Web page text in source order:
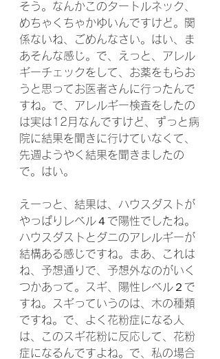
そう。なんかこのタートルネック、
めちゃくちゃかゆいんですけど。関
係ないね、ごめんなさい。はい、ま
あそんな感じ。で、えっと、アレル
ギーチェックをして、お薬をもらお
うと思ってお医者さんに行ったんで
すね。で、アレルギー検査をしたの
は実は12月なんですけど、ずっと病
院に結果を聞きに行けていなくて、
先週ようやく結果を聞きましたの
で。はい。
えーっと、結果は、ハウスダストが
やっぱりレベル４で陽性でしたね。
ハウスダストとダニのアレルギーが
結構ある感じですね。まあ、これは
ね、予想通りで、予想外なのがいく
つかあって。スギ、陽性レベル２で
すね。スギっていうのは、木の種類
ですね。で、よく花粉症になる人
は、このスギ花粉に反応して、花粉
症になるんですよね。で、私の場合